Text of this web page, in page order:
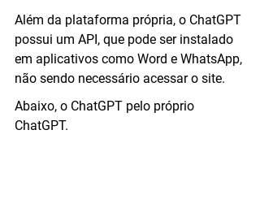
Além da plataforma própria, o ChatGPT
possui um API, que pode ser instalado
em aplicativos como Word e WhatsApp,
não sendo necessário acessar o site.
Abaixo, o ChatGPT pelo próprio
ChatGPT.